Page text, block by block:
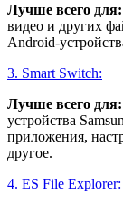
Лучше всего для:
видео и других
Android-
3. Smart Switch:
Лучше всего для:
устройства
приложения,
другое.
4. ES File Explorer: